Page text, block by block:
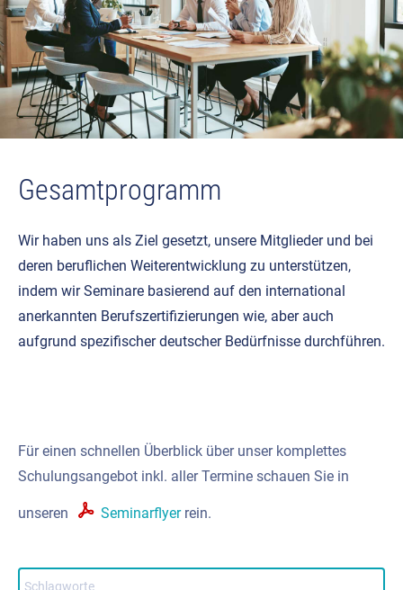
Gesamtprogramm
Wir haben uns als Ziel gesetzt, unsere Mitglieder und bei
deren beruflichen Weiterentwicklung zu unterstützen,
indem wir Seminare basierend auf den international
anerkannten Berufszertifizierungen wie, aber auch
aufgrund spezifischer deutscher Bedürfnisse durchführen.
Für einen schnellen Überblick über unser komplettes
Schulungsangebot inkl. aller Termine schauen Sie in
unseren Seminarflyerrein.